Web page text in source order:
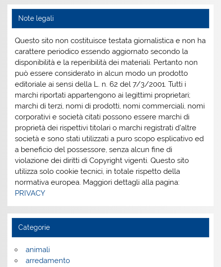
Note legali
Questo sito non costituisce testata giornalistica e non ha
carattere periodico essendo aggiornato secondo la
disponibilità e la reperibilità dei materiali. Pertanto non
può essere considerato in alcun modo un prodotto
editoriale ai sensi della L. n. 62 del 7/3/2001. Tutti i
marchi riportati appartengono ai legittimi proprietari;
marchi di terzi, nomi di prodotti, nomi commerciali, nomi
corporativi e società citati possono essere marchi di
proprietà dei rispettivi titolari o marchi registrati d’altre
società e sono stati utilizzati a puro scopo esplicativo ed
a beneficio del possessore, senza alcun fine di
violazione dei diritti di Copyright vigenti. Questo sito
utilizza solo cookie tecnici, in totale rispetto della
normativa europea. Maggiori dettagli alla pagina:
PRIVACY
Categorie
animali
arredamento